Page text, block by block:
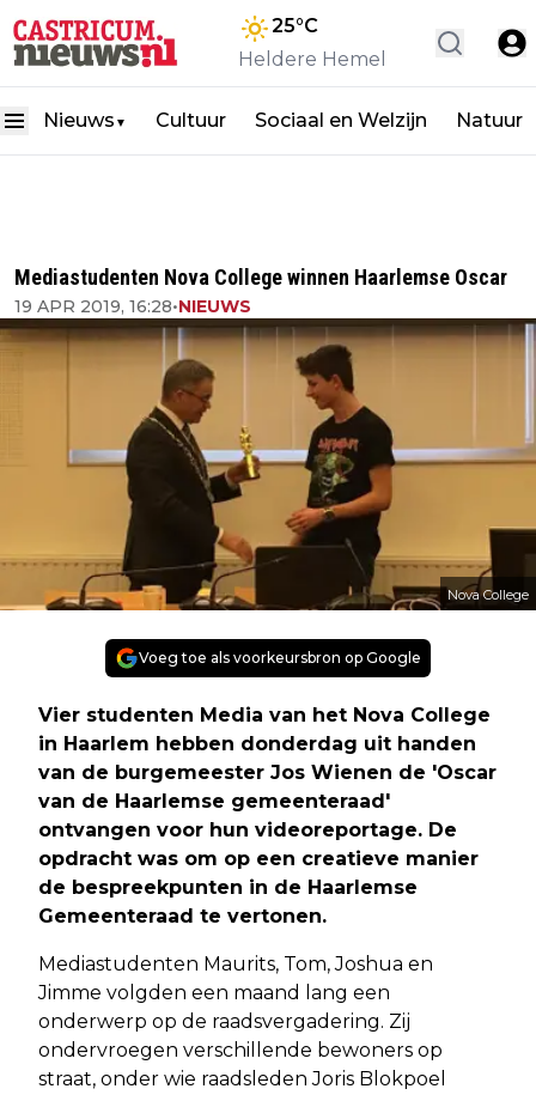
25°C
Heldere Hemel
Nieuws ▼ Cultuur Sociaal en Welzijn Natuur
Mediastudenten Nova College winnen Haarlemse Oscar
19 APR 2019, 16:28•NIEUWS
Nova College
Voeg toe als voorkeursbron op Google
Vier studenten Media van het Nova College
in Haarlem hebben donderdag uit handen
van de burgemeester Jos Wienen de 'Oscar
van de Haarlemse gemeenteraad'
ontvangen voor hun videoreportage. De
opdracht was om op een creatieve manier
de bespreekpunten in de Haarlemse
Gemeenteraad te vertonen.
Mediastudenten Maurits, Tom, Joshua en
Jimme volgden een maand lang een
onderwerp op de raadsvergadering. Zij
ondervroegen verschillende bewoners op
straat, onder wie raadsleden Joris Blokpoel